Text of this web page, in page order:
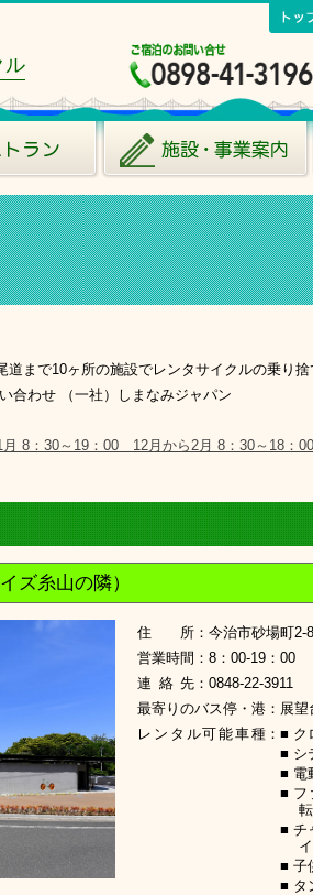
ル
まで10ヶ所の施設でレンタサイクルの乗り
合わせ （一社）しまなみジャパン
8：30～19：00 12月から2月 8：30～18：00
ズ糸山の隣）
住所 ： 今治市砂場町2-
営業時間 ： 8：00-19：00
連絡先 ： 0848-22-3911
最寄りのバス停・港 ： 展望
レンタル可能車種 ： ■ ク
■ シ
■ 電
■ フ
■ チ
■ 子
■ タ